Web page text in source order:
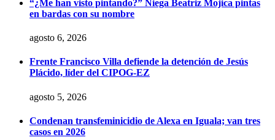
“¿Me han visto pintando?” Niega Beatriz Mojica pintas
en bardas con su nombre
agosto 6, 2026
Frente Francisco Villa defiende la detención de Jesús
Plácido, líder del CIPOG-EZ
agosto 5, 2026
Condenan transfeminicidio de Alexa en Iguala; van tres
casos en 2026